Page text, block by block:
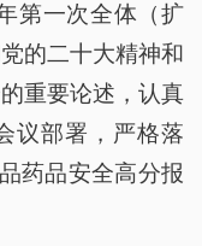
第一次全体（扩
的二十大精神和
重要论述，认真
议部署，严格落
药品安全高分报